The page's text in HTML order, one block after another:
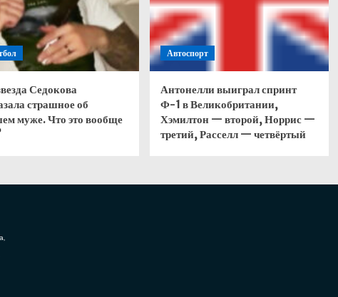
Седокова
страшное об
муже. Что это вообще
Автоспорт
Антонелли выиграл спринт
Ф-1 в Великобритании,
Хэмилтон — второй, Норрис —
третий, Расселл — четвёртый